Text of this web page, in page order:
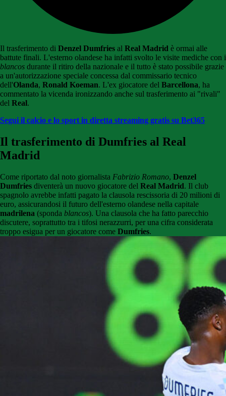
Il trasferimento di Denzel Dumfries al Real Madrid è ormai alle
battute finali. L'esterno olandese ha infatti svolto le visite mediche con i
blancos durante il ritiro della nazionale e il tutto è stato possibile grazie
a un'autorizzazione speciale concessa dal commissario tecnico
dell'Olanda, Ronald Koeman. L'ex giocatore del Barcellona, ha
commentato la vicenda ironizzando anche sul trasferimento ai "rivali"
del Real.
Segui il calcio e lo sport in diretta streaming gratis su Bet365
Il trasferimento di Dumfries al Real
Madrid
Come riportato dal noto giornalista Fabrizio Romano, Denzel
Dumfries diventerà un nuovo giocatore del Real Madrid. Il club
spagnolo avrebbe infatti pagato la clausola rescissoria di 20 milioni di
euro, assicurandosi il futuro dell'esterno olandese nella capitale
madrilena (sponda blancos). Una clausola che ha fatto parecchio
discutere, soprattutto tra i tifosi nerazzurri, per una cifra considerata
troppo esigua per un giocatore come Dumfries.